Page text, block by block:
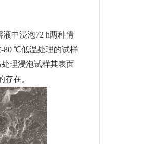
液中浸泡72 h两种情
80 ℃低温处理的试样
理浸泡试样其表面
在。